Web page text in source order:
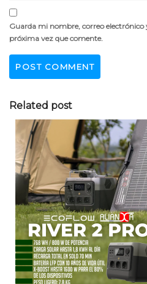
Guarda mi nombre, correo electrónico
próxima vez que comente.
Related post